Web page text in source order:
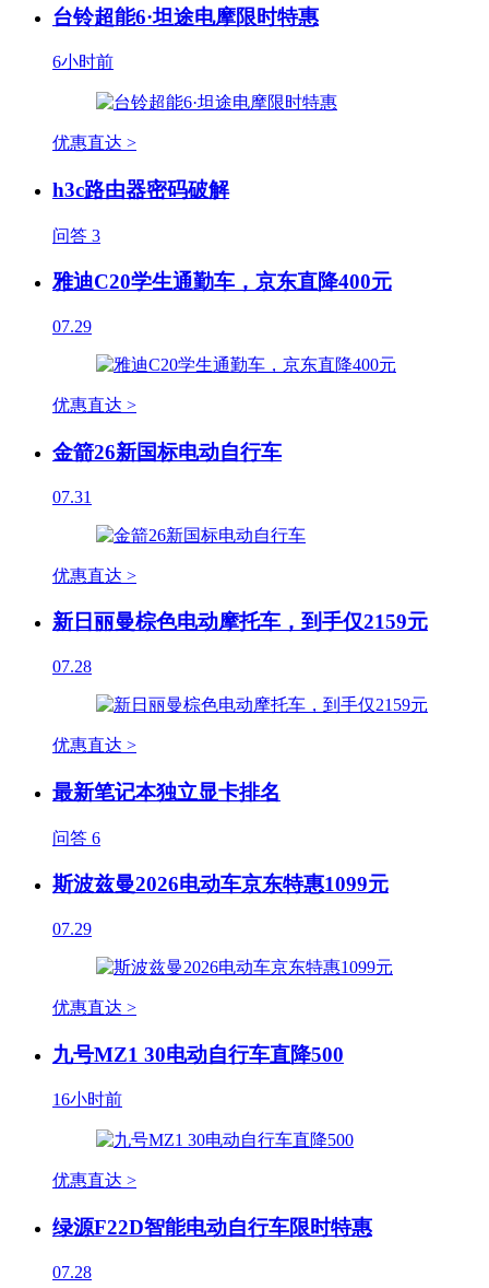
台铃超能6·坦途电摩限时特惠
6小时前
优惠直达 >
h3c路由器密码破解
问答 3
雅迪C20学生通勤车，京东直降400元
07.29
优惠直达 >
金箭26新国标电动自行车
07.31
优惠直达 >
新日丽曼棕色电动摩托车，到手仅2159元
07.28
优惠直达 >
最新笔记本独立显卡排名
问答 6
斯波兹曼2026电动车京东特惠1099元
07.29
优惠直达 >
九号MZ1 30电动自行车直降500
16小时前
优惠直达 >
绿源F22D智能电动自行车限时特惠
07.28